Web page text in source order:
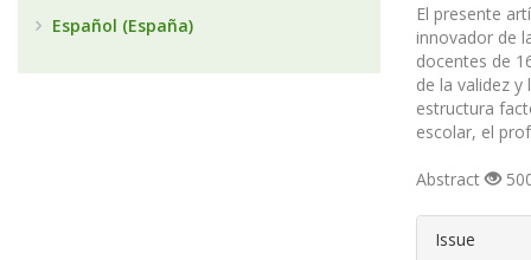
El presente
innovador de
docentes de
de la validez
estructura
escolar, el
Abstract
Issue
Español (España)